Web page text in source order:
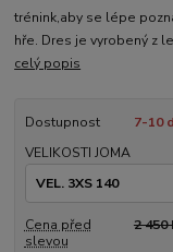
trénink,aby se lépe
hře. Dres je vyrobený z
celý popis
Dostupnost
7-10
VELIKOSTI JOMA
Cena před
slevou
2 450